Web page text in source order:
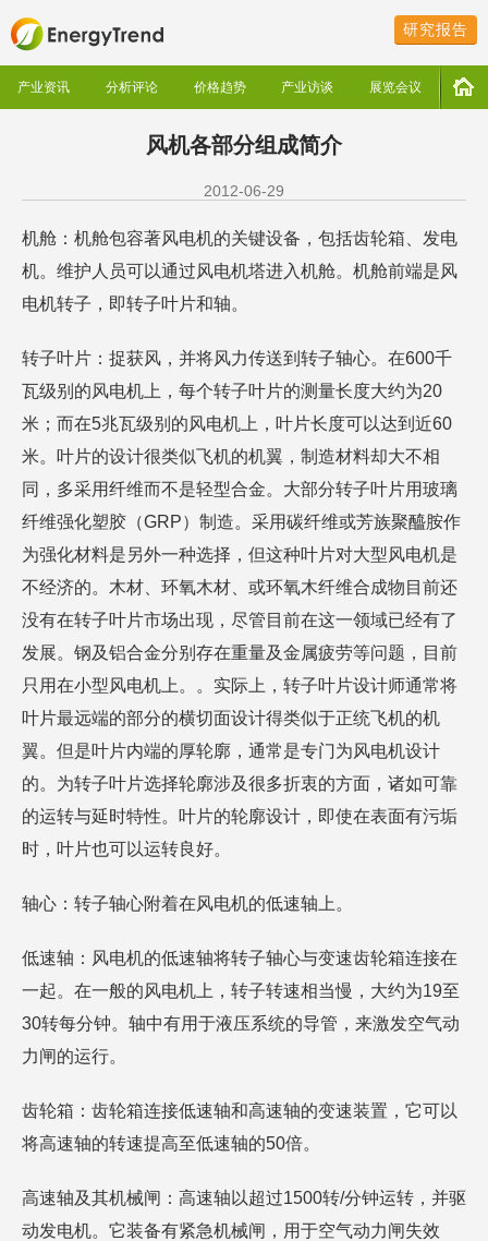
研究报告
产业资讯 分析评论 价格趋势 产业访谈 展览会议
风机各部分组成简介
2012-06-29
机舱：机舱包容著风电机的关键设备，包括齿轮箱、发电
机。维护人员可以通过风电机塔进入机舱。机舱前端是风
电机转子，即转子叶片和轴。
转子叶片：捉获风，并将风力传送到转子轴心。在600千
瓦级别的风电机上，每个转子叶片的测量长度大约为20
米；而在5兆瓦级别的风电机上，叶片长度可以达到近60
米。叶片的设计很类似飞机的机翼，制造材料却大不相
同，多采用纤维而不是轻型合金。大部分转子叶片用玻璃
纤维强化塑胶（GRP）制造。采用碳纤维或芳族聚醯胺作
为强化材料是另外一种选择，但这种叶片对大型风电机是
不经济的。木材、环氧木材、或环氧木纤维合成物目前还
没有在转子叶片市场出现，尽管目前在这一领域已经有了
发展。钢及铝合金分别存在重量及金属疲劳等问题，目前
只用在小型风电机上。。实际上，转子叶片设计师通常将
叶片最远端的部分的横切面设计得类似于正统飞机的机
翼。但是叶片内端的厚轮廓，通常是专门为风电机设计
的。为转子叶片选择轮廓涉及很多折衷的方面，诸如可靠
的运转与延时特性。叶片的轮廓设计，即使在表面有污垢
时，叶片也可以运转良好。
轴心：转子轴心附着在风电机的低速轴上。
低速轴：风电机的低速轴将转子轴心与变速齿轮箱连接在
一起。在一般的风电机上，转子转速相当慢，大约为19至
30转每分钟。轴中有用于液压系统的导管，来激发空气动
力闸的运行。
齿轮箱：齿轮箱连接低速轴和高速轴的变速装置，它可以
将高速轴的转速提高至低速轴的50倍。
高速轴及其机械闸：高速轴以超过1500转/分钟运转，并驱
动发电机。它装备有紧急机械闸，用于空气动力闸失效